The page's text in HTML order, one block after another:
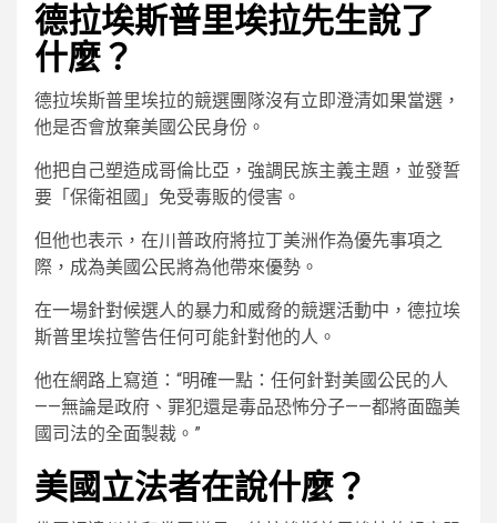
德拉埃斯普里埃拉先生說了
什麼？
德拉埃斯普里埃拉的競選團隊沒有立即澄清如果當選，
他是否會放棄美國公民身份。
他把自己塑造成哥倫比亞，強調民族主義主題，並發誓
要「保衛祖國」免受毒販的侵害。
但他也表示，在川普政府將拉丁美洲作為優先事項之
際，成為美國公民將為他帶來優勢。
在一場針對候選人的暴力和威脅的競選活動中，德拉埃
斯普里埃拉警告任何可能針對他的人。
他在網路上寫道：“明確一點：任何針對美國公民的人
——無論是政府、罪犯還是毒品恐怖分子——都將面臨美
國司法的全面製裁。”
美國立法者在說什麼？